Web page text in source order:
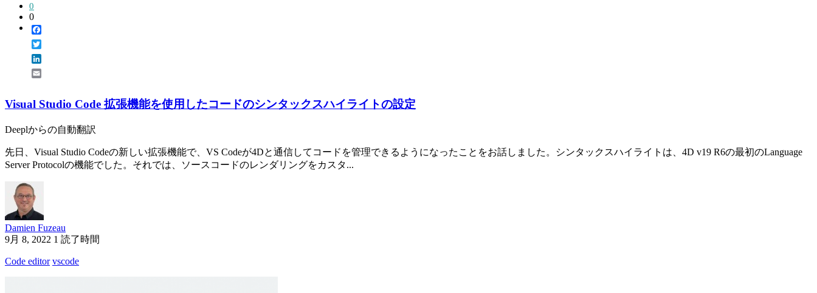
0
0
Visual Studio Code 拡張機能を使用したコードのシンタックスハイライトの設定
Deeplからの自動翻訳
先日、Visual Studio Codeの新しい拡張機能で、VS Codeが4Dと通信してコードを管理できるようになったことをお話しました。シンタックスハイライトは、4D v19 R6の最初のLanguage
Server Protocolの機能でした。それでは、ソースコードのレンダリングをカスタ...
Damien Fuzeau
9月 8, 2022 1 読了時間
Code editor vscode